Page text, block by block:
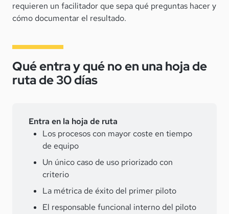
requieren un facilitador que sepa qué preguntas hacer y
cómo documentar el resultado.
Qué entra y qué no en una hoja de
ruta de 30 días
Entra en la hoja de ruta
Los procesos con mayor coste en tiempo
de equipo
Un único caso de uso priorizado con
criterio
La métrica de éxito del primer piloto
El responsable funcional interno del piloto